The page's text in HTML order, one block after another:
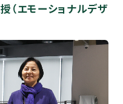
（エモーショナルデザ